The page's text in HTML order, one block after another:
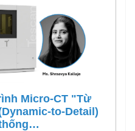
Micro-CT "Từ
to-Detail)